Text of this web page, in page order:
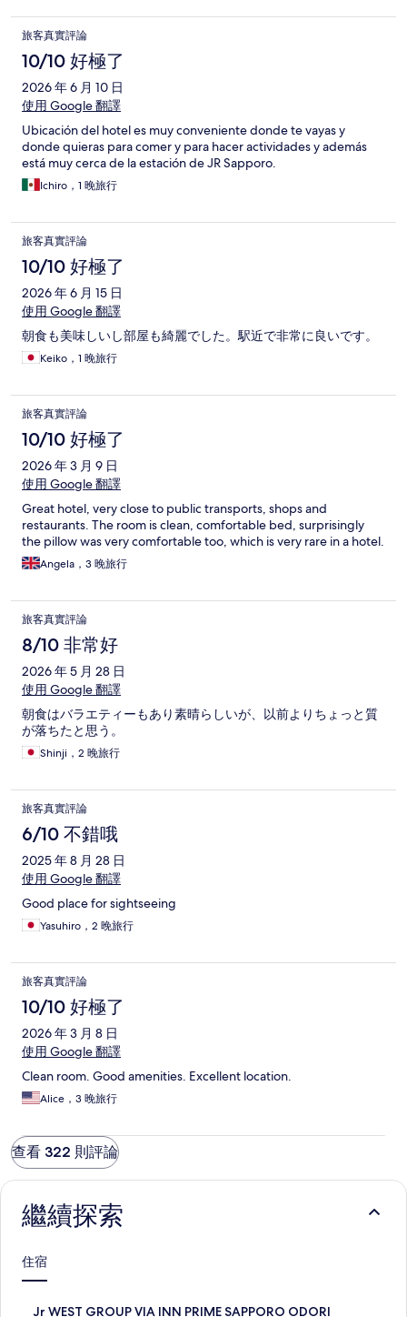
旅客真實評論
10/10 好極了
2026 年 6 月 10 日
使用 Google 翻譯
Ubicación del hotel es muy conveniente donde te vayas y
donde quieras para comer y para hacer actividades y además
está muy cerca de la estación de JR Sapporo.
Ichiro，1 晚旅行
旅客真實評論
10/10 好極了
2026 年 6 月 15 日
使用 Google 翻譯
朝食も美味しいし部屋も綺麗でした。駅近で非常に良いです。
Keiko，1 晚旅行
旅客真實評論
10/10 好極了
2026 年 3 月 9 日
使用 Google 翻譯
Great hotel, very close to public transports, shops and
restaurants. The room is clean, comfortable bed, surprisingly
the pillow was very comfortable too, which is very rare in a hotel.
Angela，3 晚旅行
旅客真實評論
8/10 非常好
2026 年 5 月 28 日
使用 Google 翻譯
朝食はバラエティーもあり素晴らしいが、以前よりちょっと質
が落ちたと思う。
Shinji，2 晚旅行
旅客真實評論
6/10 不錯哦
2025 年 8 月 28 日
使用 Google 翻譯
Good place for sightseeing
Yasuhiro，2 晚旅行
旅客真實評論
10/10 好極了
2026 年 3 月 8 日
使用 Google 翻譯
Clean room. Good amenities. Excellent location.
Alice，3 晚旅行
查看 322 則評論
繼續探索
住宿
Jr WEST GROUP VIA INN PRIME SAPPORO ODORI
J